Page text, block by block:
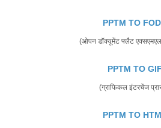
PPTM TO
(ओपन डॉक्यूमेंट फ्लैट
PPTM TO GIF
(ग्राफिकल इंटरचेंज
PPTM TO